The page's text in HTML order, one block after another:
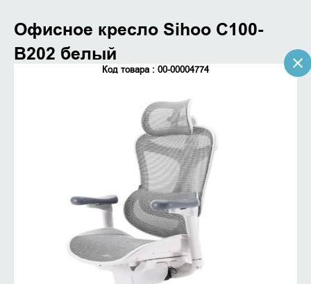
Офисное кресло Sihoo C100-
B202 белый
Код товара : 00-00004774